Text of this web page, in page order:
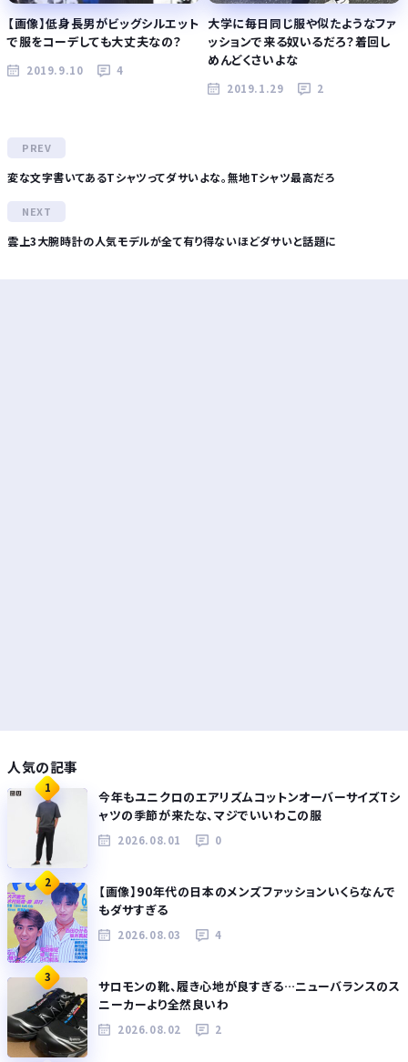
【画像】低身長男がビッグシルエット
で服をコーデしても大丈夫なの？
2019.9.10 4
大学に毎日同じ服や似たようなファ
ッションで来る奴いるだろ？着回し
めんどくさいよな
2019.1.29 2
変な文字書いてあるTシャツってダサいよな。無地Tシャツ最高だろ
雲上3大腕時計の人気モデルが全て有り得ないほどダサいと話題に
人気の記事
1
今年もユニクロのエアリズムコットンオーバーサイズTシ
ャツの季節が来たな、マジでいいわこの服
2026.08.01 0
2
【画像】90年代の日本のメンズファッションいくらなんで
もダサすぎる
2026.08.03 4
3
サロモンの靴、履き心地が良すぎる…ニューバランスのス
ニーカーより全然良いわ
2026.08.02 2